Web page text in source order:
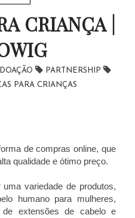
CRIANÇA |
DOAÇÃO
PARTNERSHIP
PARA CRIANÇAS
de compras online, que
qualidade e ótimo preço.
variedade de produtos,
humano para mulheres,
extensões de cabelo e